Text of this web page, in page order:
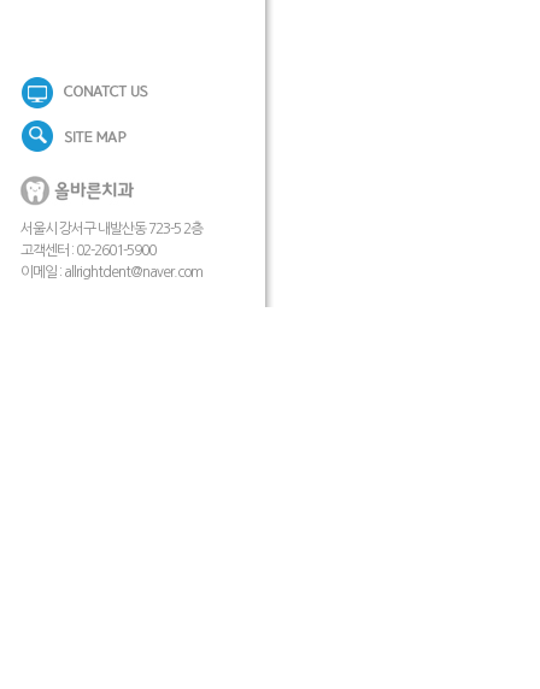
서울시 강서구 내발산동 723-5 2층
고객센터 : 02-2601-5900
이메일 : allrightdent@naver.com